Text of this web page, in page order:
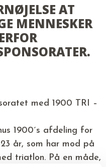
AT
MENNESKER
med 1900 TRI –
1900´s afdeling for
år, som har mod på
triatlon. På en måde,